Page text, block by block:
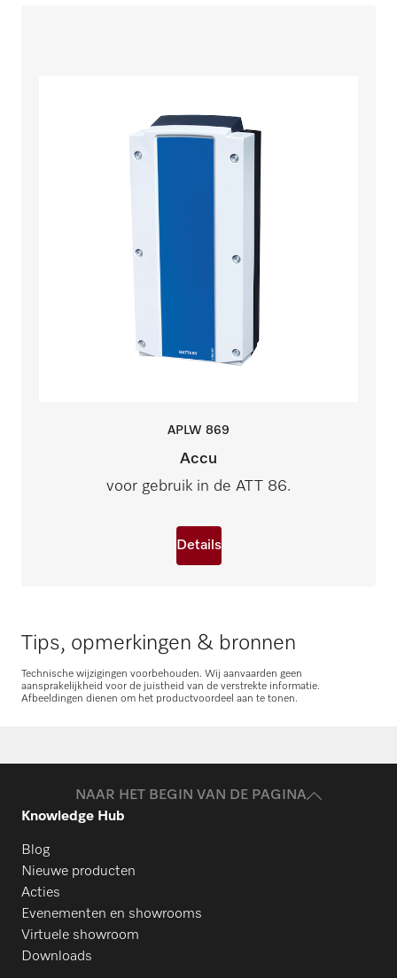
APLW 869
Accu
voor gebruik in de ATT 86.
Details
Tips, opmerkingen & bronnen
Technische wijzigingen voorbehouden. Wij aanvaarden geen
aansprakelijkheid voor de juistheid van de verstrekte informatie.
Afbeeldingen dienen om het productvoordeel aan te tonen.
NAAR HET BEGIN VAN DE PAGINA
Knowledge Hub
Blog
Nieuwe producten
Acties
Evenementen en showrooms
Virtuele showroom
Downloads